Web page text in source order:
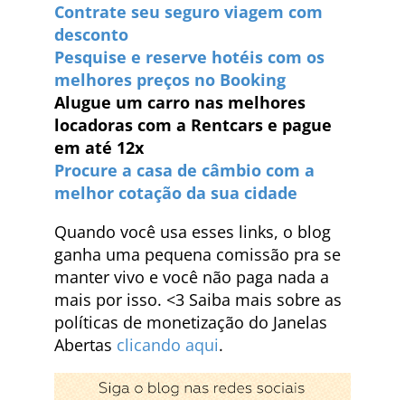
Contrate seu seguro viagem com
desconto
Pesquise e reserve hotéis com os
melhores preços no Booking
Alugue um carro nas melhores
locadoras com a Rentcars e pague
em até 12x
Procure a casa de câmbio com a
melhor cotação da sua cidade
Quando você usa esses links, o blog
ganha uma pequena comissão pra se
manter vivo e você não paga nada a
mais por isso. <3 Saiba mais sobre as
políticas de monetização do Janelas
Abertas clicando aqui.